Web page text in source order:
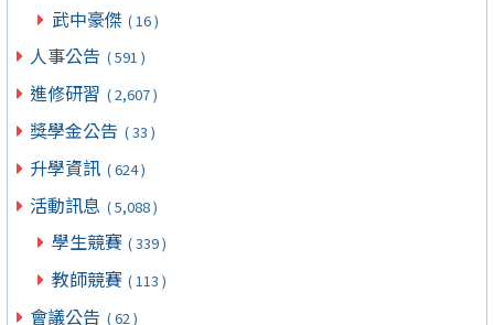
武中豪傑 ( 16 )
人事公告 ( 591 )
進修研習 ( 2,607 )
獎學金公告 ( 33 )
升學資訊 ( 624 )
活動訊息 ( 5,088 )
學生競賽 ( 339 )
教師競賽 ( 113 )
會議公告 ( 62 )